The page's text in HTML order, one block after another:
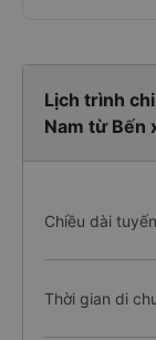
Lịch trình
Nam từ Bến
Chiều dài
Thời gian di